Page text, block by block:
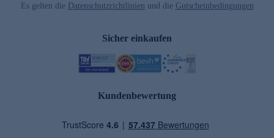
Es gelten die Datenschutzrichtlinien und die Gutscheinbedingungen
Sicher einkaufen
Kundenbewertung